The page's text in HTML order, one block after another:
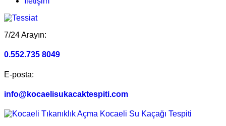
7/24 Arayın:
0.552.735 8049
E-posta:
info@kocaelisukacaktespiti.com